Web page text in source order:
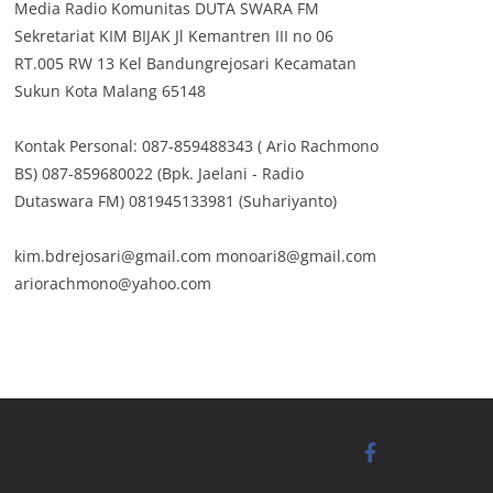
Media Radio Komunitas DUTA SWARA FM
Sekretariat KIM BIJAK Jl Kemantren III no 06
RT.005 RW 13 Kel Bandungrejosari Kecamatan
Sukun Kota Malang 65148
Kontak Personal: 087-859488343 ( Ario Rachmono
BS) 087-859680022 (Bpk. Jaelani - Radio
Dutaswara FM) 081945133981 (Suhariyanto)
kim.bdrejosari@gmail.com monoari8@gmail.com
ariorachmono@yahoo.com